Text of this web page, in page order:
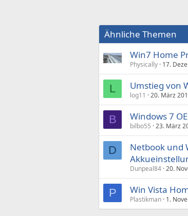
Ähnliche Themen
Win7 Home
Physically 17.
L Umstieg von
log11 20. März
B Windows 7
bilbo55 23. März
D
Netbook und
Dunpeal84 20.
P Win Vista
Plastikman 1.